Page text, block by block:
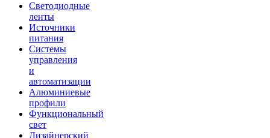
Светодиодные
ленты
Источники
питания
Системы
управления
и
автоматизации
Алюминиевые
профили
Функциональный
свет
Дизайнерский